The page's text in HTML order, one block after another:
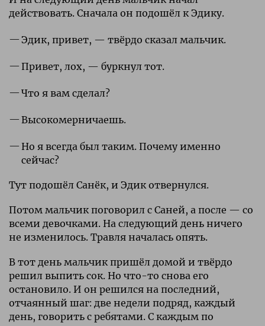
действовать. Сначала он подошёл к Эдику.
Эдик, привет, — твёрдо сказал мальчик.
Привет, лох, — буркнул тот.
Что я вам сделал?
Высокомерничаешь.
Но я всегда был таким. Почему именно
сейчас?
Тут подошёл Санёк, и Эдик отвернулся.
Потом мальчик поговорил с Саней, а после — со
всеми девочками. На следующий день ничего
не изменилось. Травля началась опять.
В тот день мальчик пришёл домой и твёрдо
решил выпить сок. Но что-то снова его
остановило. И он решился на последний,
отчаянный шаг: две недели подряд, каждый
день, говорить с ребятами. С каждым по